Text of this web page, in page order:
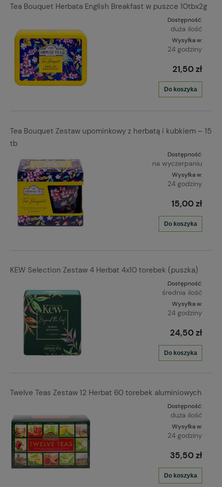
Tea Bouquet Herbata English Breakfast w puszce 10tbx2g
Dostępność:
duża ilość
Wysyłka w:
24 godziny
21,50 zł
Do koszyka
Tea Bouquet Zestaw upominkowy z herbatą i kubkiem – 15
tb
Dostępność:
na wyczerpaniu
Wysyłka w:
24 godziny
15,00 zł
Do koszyka
KEW Selection Zestaw 4 Herbat 4x10 torebek (puszka)
Dostępność:
średnia ilość
Wysyłka w:
24 godziny
24,50 zł
Do koszyka
Twelve Teas Zestaw 12 Herbat 60 torebek aluminiowych
Dostępność:
duża ilość
Wysyłka w:
24 godziny
35,50 zł
Do koszyka